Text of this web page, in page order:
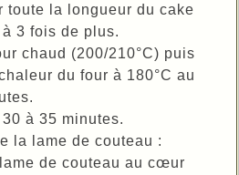
toute la longueur du cake
3 fois de plus.
chaud (200/210°C) puis
du four à 180°C au
à 35 minutes.
la lame de couteau :
de couteau au cœur